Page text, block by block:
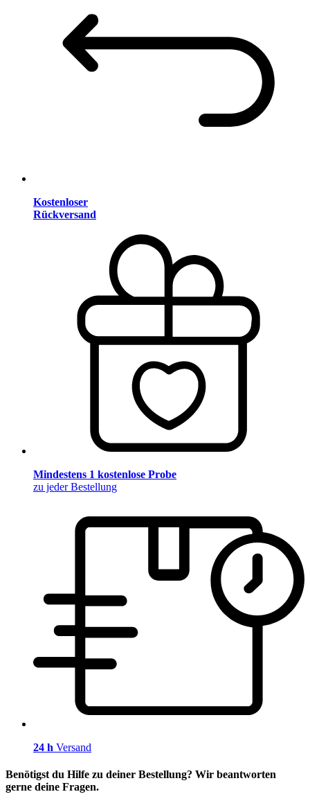
Kostenloser
Rückversand
Mindestens 1 kostenlose Probe
zu jeder Bestellung
24 h Versand
Benötigst du Hilfe zu deiner Bestellung? Wir beantworten
gerne deine Fragen.